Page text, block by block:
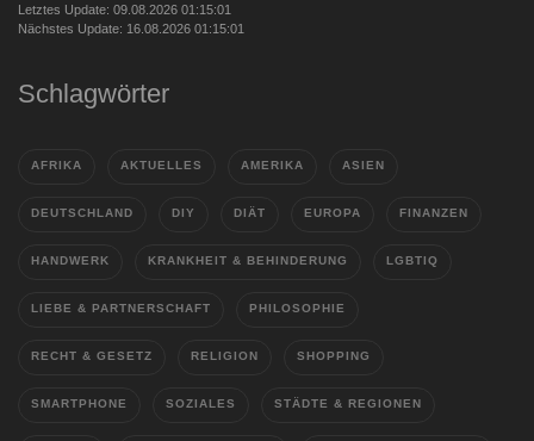
Letztes Update: 09.08.2026 01:15:01
Nächstes Update: 16.08.2026 01:15:01
Schlagwörter
AFRIKA AKTUELLES AMERIKA ASIEN
DEUTSCHLAND DIY DIÄT EUROPA FINANZEN
HANDWERK KRANKHEIT & BEHINDERUNG LGBTIQ
LIEBE & PARTNERSCHAFT PHILOSOPHIE
RECHT & GESETZ RELIGION SHOPPING
SMARTPHONE SOZIALES STÄDTE & REGIONEN